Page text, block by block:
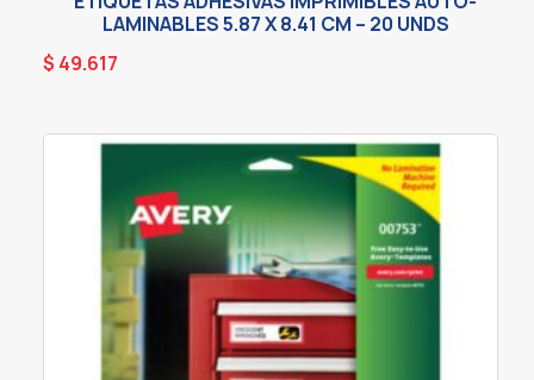
LAMINABLES 5.87 X 8.41 CM – 20 UNDS
$ 49.617